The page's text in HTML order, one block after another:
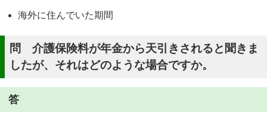
海外に住んでいた期間
問 介護保険料が年金から天引きされると聞きま
したが、それはどのような場合ですか。
答